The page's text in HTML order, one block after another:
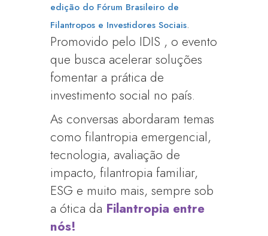
edição do Fórum Brasileiro de
Filantropos e Investidores Sociais.
Promovido pelo IDIS , o evento
que busca acelerar soluções
fomentar a prática de
investimento social no país.
As conversas abordaram temas
como filantropia emergencial,
tecnologia, avaliação de
impacto, filantropia familiar,
ESG e muito mais, sempre sob
a ótica da Filantropia entre
nós!